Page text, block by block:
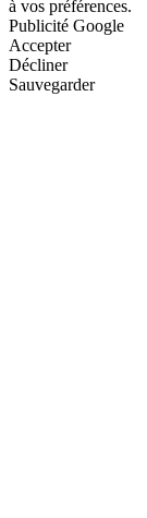
à vos préférences.
Publicité Google
Accepter
Décliner
Sauvegarder